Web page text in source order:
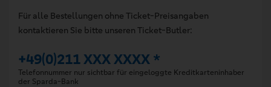
Für alle Bestellungen ohne Ticket-Preisangaben
kontaktieren Sie bitte unseren Ticket-Butler:
+49(0)211 XXX XXXX *
Telefonnummer nur sichtbar für eingeloggte Kreditkarteninhaber
der Sparda-Bank